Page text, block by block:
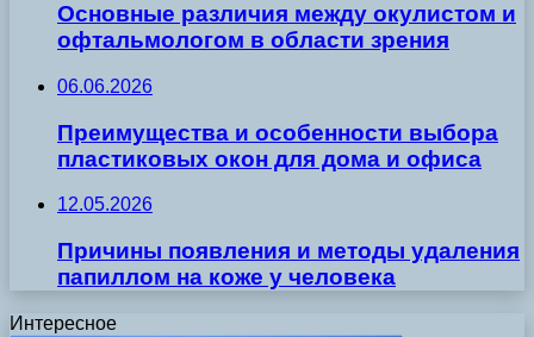
Основные различия между окулистом и
офтальмологом в области зрения
06.06.2026
Преимущества и особенности выбора
пластиковых окон для дома и офиса
12.05.2026
Причины появления и методы удаления
папиллом на коже у человека
Интересное